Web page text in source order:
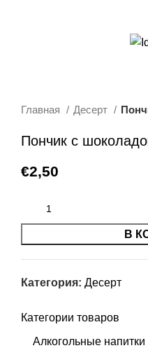
Главная Десерт
Пончик с
€2,50
В
Категория: Десерт
Категории товаров
Алкогольные напитки